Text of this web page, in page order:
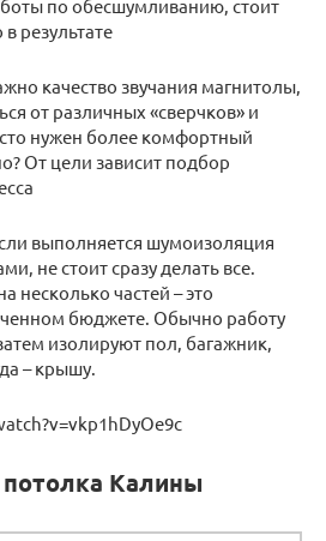
по обесшумливанию, стоит
результате
качество звучания магнитолы,
от различных «сверчков» и
нужен более комфортный
От цели зависит подбор
выполняется шумоизоляция
не стоит сразу делать все.
несколько частей – это
бюджете. Обычно работу
изолируют пол, багажник,
– крышу.
Калины